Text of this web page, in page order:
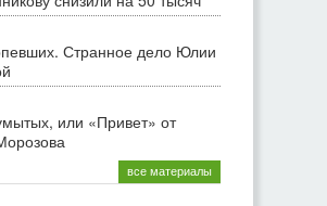
Странное дело Юлии
или «Привет» от
все материалы